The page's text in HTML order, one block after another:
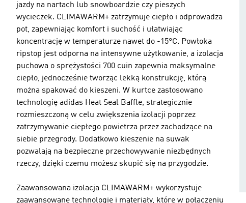
jazdy na nartach lub snowboardzie czy pieszych
wycieczek. CLIMAWARM+ zatrzymuje ciepło i odprowadza
pot, zapewniając komfort i suchość i ułatwiając
koncentrację w temperaturze nawet do -15°C. Powłoka
ripstop jest odporna na intensywne użytkowanie, a izolacja
puchowa o sprężystości 700 cuin zapewnia maksymalne
ciepło, jednocześnie tworząc lekką konstrukcję, którą
można spakować do kieszeni. W kurtce zastosowano
technologię adidas Heat Seal Baffle, strategicznie
rozmieszczoną w celu zwiększenia izolacji poprzez
zatrzymywanie ciepłego powietrza przez zachodzące na
siebie przegrody. Dodatkowo kieszenie na suwak
pozwalają na bezpieczne przechowywanie niezbędnych
rzeczy, dzięki czemu możesz skupić się na przygodzie.
Zaawansowana izolacja CLIMAWARM+ wykorzystuje
zaawansowane technologie i materiały, które w połączeniu